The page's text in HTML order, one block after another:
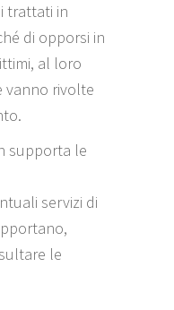
trattati in
di opporsi in
al loro
vanno rivolte
supporta le
servizi di
le